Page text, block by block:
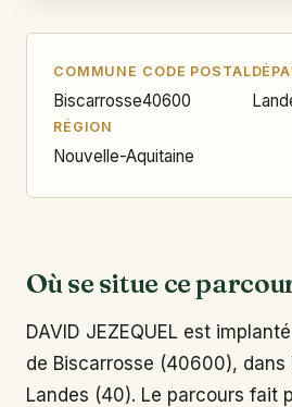
COMMUNE
Biscarrosse
CODE POSTAL
40600
RÉGION
Nouvelle-Aquitaine
Où se situe ce
DAVID JEZEQUEL est
de Biscarrosse (40600),
Landes (40). Le parcours fait